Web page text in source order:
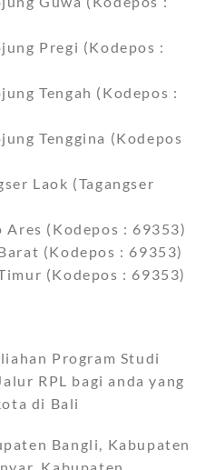
Pregi (Kodepos :
Tengah (Kodepos :
Tenggina (Kodepos
Laok (Tagangser
(Kodepos : 69353)
(Kodepos : 69353)
(Kodepos : 69353)
Program Studi
RPL bagi anda yang
di Bali
Bangli, Kabupaten